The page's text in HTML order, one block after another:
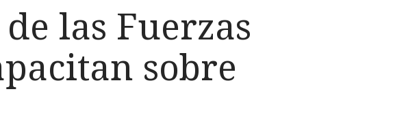
las Fuerzas
sobre